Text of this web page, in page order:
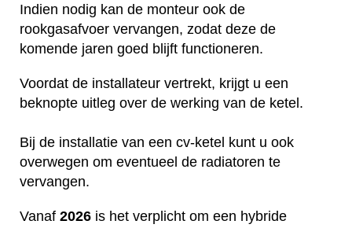
Indien nodig kan de monteur ook de
rookgasafvoer vervangen, zodat deze de
komende jaren goed blijft functioneren.
Voordat de installateur vertrekt, krijgt u een
beknopte uitleg over de werking van de ketel.
Bij de installatie van een cv-ketel kunt u ook
overwegen om eventueel de radiatoren te
vervangen.
Vanaf 2026 is het verplicht om een hybride